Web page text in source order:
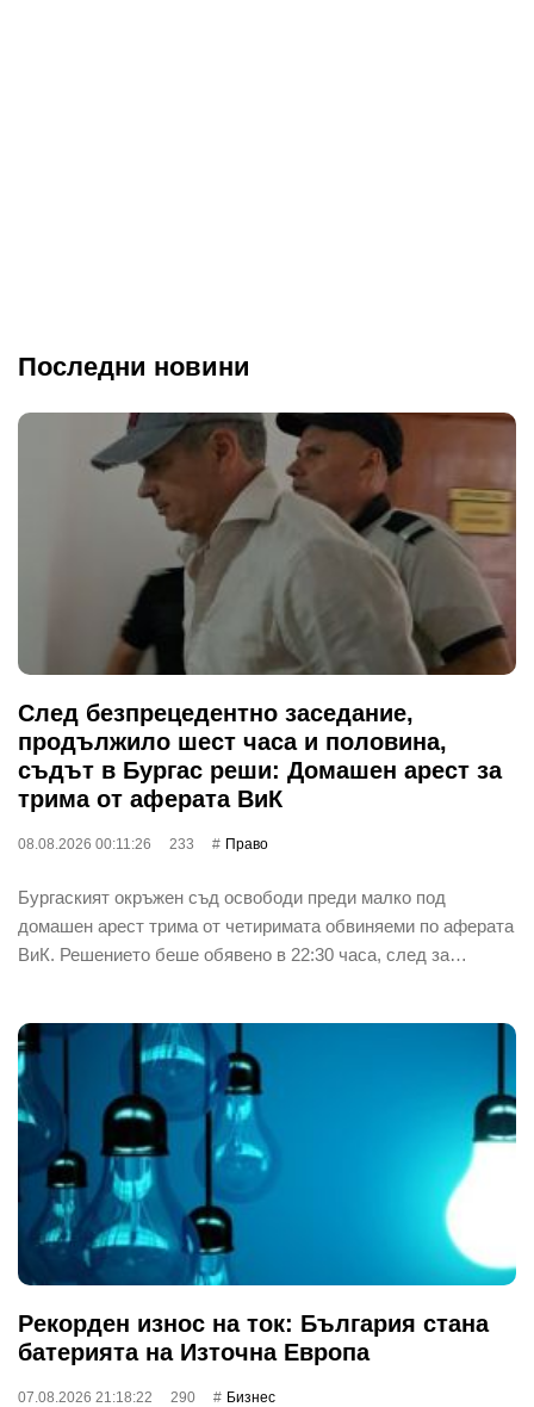
Последни новини
След безпрецедентно заседание,
продължило шест часа и половина,
съдът в Бургас реши: Домашен арест за
трима от аферата ВиК
08.08.2026 00:11:26 233 Право
Бургаският окръжен съд освободи преди малко под
домашен арест трима от четиримата обвиняеми по аферата
ВиК. Решението беше обявено в 22:30 часа, след за…
Рекорден износ на ток: България стана
батерията на Източна Европа
07.08.2026 21:18:22 290 Бизнес